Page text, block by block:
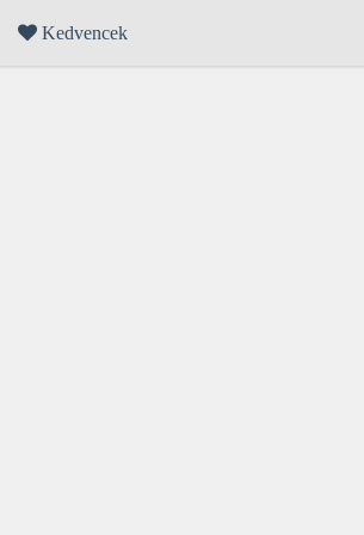
Kedvencek